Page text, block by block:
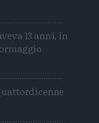
13 anni, in